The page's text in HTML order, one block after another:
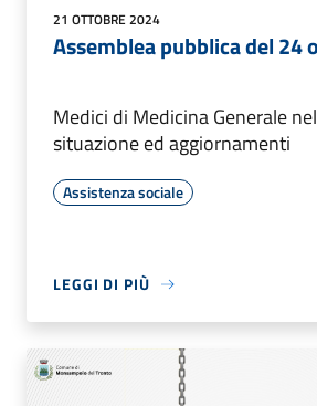
21 OTTOBRE 2024
Assemblea pubblica del 24
Medici di Medicina Generale
situazione ed aggiornamenti
Assistenza sociale
LEGGI DI PIÙ